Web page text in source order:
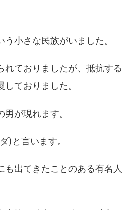
小さな民族がいました。
れておりましたが、抵抗する
ておりました。
が現れます。
)と言います。
も出てきたことのある有名人